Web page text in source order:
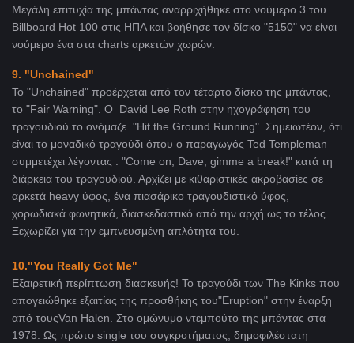
Μεγάλη επιτυχία της μπάντας αναρριχήθηκε στο νούμερο 3 του
Billboard Hot 100 στις ΗΠΑ και βοήθησε τον δίσκο "5150" να είναι
νούμερο ένα στα charts αρκετών χωρών.
9. "Unchained"
Το "Unchained" προέρχεται από τον τέταρτο δίσκο της μπάντας,
το "Fair Warning". Ο David Lee Roth στην ηχογράφηση του
τραγουδιού το ονόμαζε "Hit the Ground Running". Σημειωτέον, ότι
είναι το μοναδικό τραγούδι όπου ο παραγωγός Ted Templeman
συμμετέχει λέγοντας : "Come on, Dave, gimme a break!" κατά τη
διάρκεια του τραγουδιού. Αρχίζει με κιθαριστικές ακροβασίες σε
αρκετά heavy ύφος, ένα πιασάρικο τραγουδιστικό ύφος,
χορωδιακά φωνητικά, διασκεδαστικό από την αρχή ως το τέλος.
Ξεχωρίζει για την εμπνευσμένη απλότητα του.
10."You Really Got Me"
Εξαιρετική περίπτωση διασκευής! Το τραγούδι των The Kinks που
απογειώθηκε εξαιτίας της προσθήκης του"Eruption" στην έναρξη
από τουςVan Halen. Στο ομώνυμο ντεμπούτο της μπάντας στα
1978. Ως πρώτο single του συγκροτήματος, δημοφιλέστατη